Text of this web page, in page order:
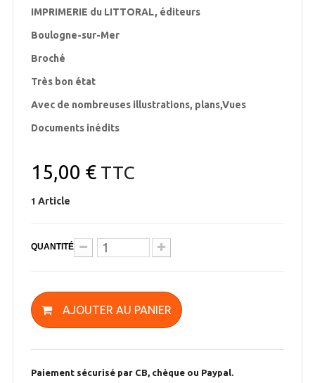
IMPRIMERIE du LITTORAL, éditeurs
Boulogne-sur-Mer
Broché
Très bon état
Avec de nombreuses illustrations, plans,Vues
Documents inédits
15,00 €TTC
1 Article
QUANTITÉ
AJOUTER AU PANIER
Paiement sécurisé par CB, chèque ou Paypal.